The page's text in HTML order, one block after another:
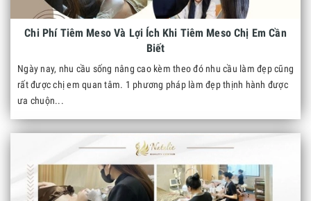
Chi Phí Tiêm Meso Và Lợi Ích Khi Tiêm Meso Chị Em Cần
Biết
Ngày nay, nhu cầu sống nâng cao kèm theo đó nhu cầu làm đẹp cũng
rất được chị em quan tâm. 1 phương pháp làm đẹp thịnh hành được
ưa chuộn...